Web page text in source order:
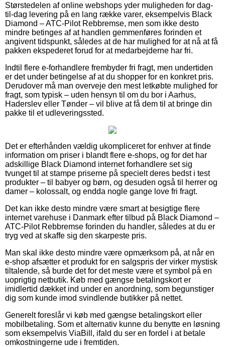
Størstedelen af online webshops yder muligheden for dag-
til-dag levering på en lang række varer, eksempelvis Black
Diamond – ATC-Pilot Rebbremse, men som ikke desto
mindre betinges af at handlen gemmenføres forinden et
angivent tidspunkt, således at de har mulighed for at nå at få
pakken ekspederet forud for at medarbejderne har fri.
Indtil flere e-forhandlere frembyder fri fragt, men undertiden
er det under betingelse af at du shopper for en konkret pris.
Derudover må man overveje den mest letkøbte mulighed for
fragt, som typisk – uden hensyn til om du bor i Aarhus,
Haderslev eller Tønder – vil blive at få dem til at bringe din
pakke til et udleveringssted.
Det er efterhånden vældig ukompliceret for enhver at finde
information om priser i blandt flere e-shops, og for det har
adskillige Black Diamond internet forhandlere set sig
tvunget til at stampe priserne på specielt deres bedst i test
produkter – til babyer og børn, og desuden også til herrer og
damer – kolossalt, og endda nogle gange love fri fragt.
Det kan ikke desto mindre være smart at besigtige flere
internet varehuse i Danmark efter tilbud på Black Diamond –
ATC-Pilot Rebbremse forinden du handler, således at du er
tryg ved at skaffe sig den skarpeste pris.
Man skal ikke desto mindre være opmærksom på, at når en
e-shop afsætter et produkt for en salgspris der virker mystisk
tiltalende, så burde det for det meste være et symbol på en
uoprigtig netbutik. Køb med gængse betalingskort er
imidlertid dækket ind under en anordning, som begunstiger
dig som kunde imod svindlende butikker på nettet.
Generelt foreslår vi køb med gængse betalingskort eller
mobilbetaling. Som et alternativ kunne du benytte en løsning
som eksempelvis ViaBill, ifald du ser en fordel i at betale
omkostningerne ude i fremtiden.